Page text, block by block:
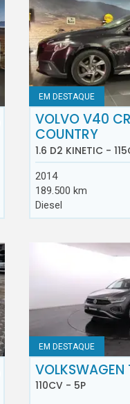
EM DESTAQUE
VOLVO V40
COUNTRY
1.6 D2 KINETIC -
2014
189.500 km
Diesel
EM DESTAQUE
110CV - 5P